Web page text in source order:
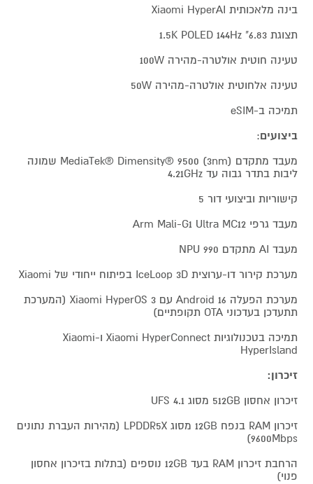
בינה מלאכותית Xiaomi HyperAI
תצוגת 6.83" 1.5K POLED 144Hz
טעינה חוטית אולטרה-מהירה 100W
טעינה אלחוטית אולטרה-מהירה 50W
תמיכה ב-eSIM
ביצועים:
מעבד מתקדם MediaTek® Dimensity® 9500 (3nm) שמונה
ליבות בתדר גבוה עד 4.21GHz
קישוריות וביצועי דור 5
מעבד גרפי Arm Mali-G1 Ultra MC12
מעבד AI מתקדם NPU 990
מערכת קירור דו-ערוצית IceLoop 3D בפיתוח ייחודי של Xiaomi
מערכת הפעלה Android 16 עם Xiaomi HyperOS 3 (המערכת
תתעדכן בעדכוני OTA תקופתיים)
תמיכה בטכנולוגיות Xiaomi HyperConnect ו-Xiaomi
HyperIsland
זיכרון:
זיכרון אחסון 512GB מסוג UFS 4.1
זיכרון RAM בנפח 12GB מסוג LPDDR5X (מהירות העברת נתונים
9600Mbps)
הרחבת זיכרון RAM בעד 12GB נוספים (בתלות בזיכרון אחסון
פנוי)